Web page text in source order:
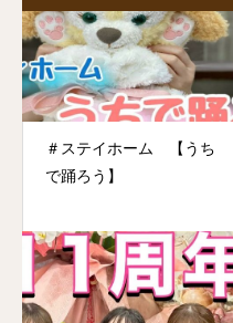
＃ステイホーム 【うち
で踊ろう】